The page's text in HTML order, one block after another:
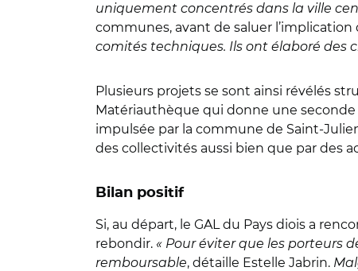
uniquement concentrés dans la ville
communes, avant de saluer l’implication
comités techniques. Ils ont élaboré des
Plusieurs projets se sont ainsi révélés
Matériauthèque qui donne une
impulsée par la commune de Saint-
des collectivités aussi bien que par des
Bilan positif
Si, au départ, le GAL du Pays diois a
rebondir. « Pour éviter que les porteurs
remboursable, détaille Estelle Jabrin.